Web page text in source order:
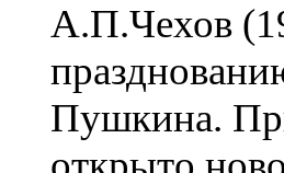
А.П.Чехов
Пушкина.